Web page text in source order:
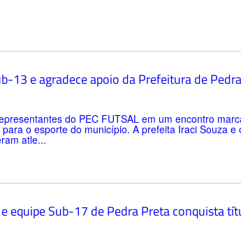
13 e agradece apoio da Prefeitura de
do PEC FUTSAL em um encontro
o esporte do município. A prefeita Iraci Souza e
atle...
equipe Sub-17 de Pedra Preta conquista